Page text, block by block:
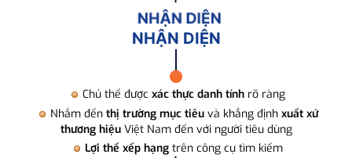
NHẬN DIỆN
Chủ thể được xác thực danh tính rõ ràng
Nhắm đến thị trường mục tiêuvà khẳng định xuất xứ
thương hiệuViệt Nam đến với người tiêu dùng
Lợi thế xếp hạng trên công cụ tìm kiếm